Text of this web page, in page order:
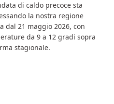
di caldo precoce sta
la nostra regione
dal 21 maggio 2026, con
da 9 a 12 gradi sopra
stagionale.